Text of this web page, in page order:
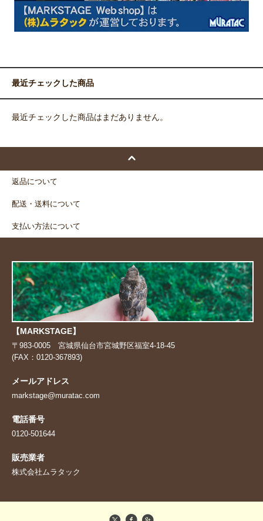
最近チェックした商品
最近チェックした商品はまだありません。
返品について
配送・送料について
支払い方法について
【MARKSTAGE】
〒983-0005 宮城県仙台市宮城野区福室4-18-45
(FAX：0120-367893)
メールアドレス
markstage@muratac.com
電話番号
0120-501644
販売業者
株式会社ムラタック